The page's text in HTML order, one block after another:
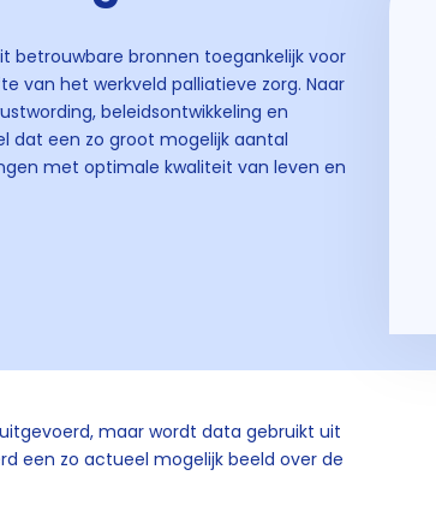
betrouwbare bronnen toegankelijk voor
van het werkveld palliatieve zorg. Naar
beleidsontwikkeling en
dat een zo groot mogelijk aantal
met optimale kwaliteit van leven en
maar wordt data gebruikt uit
een zo actueel mogelijk beeld over de